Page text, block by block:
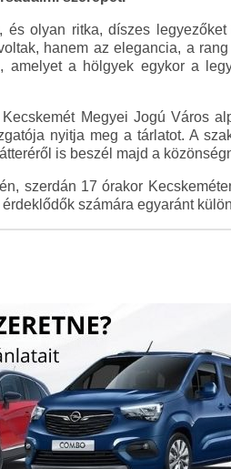
olyan ritka, díszes
hanem az elegancia, a
a hölgyek egykor a
Kecskemét Megyei Jogú Város
nyitja meg a tárlatot. A
is beszél majd a
szerdán 17 órakor
számára egyaránt